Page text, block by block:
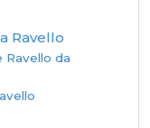
Ravello
Ravello da